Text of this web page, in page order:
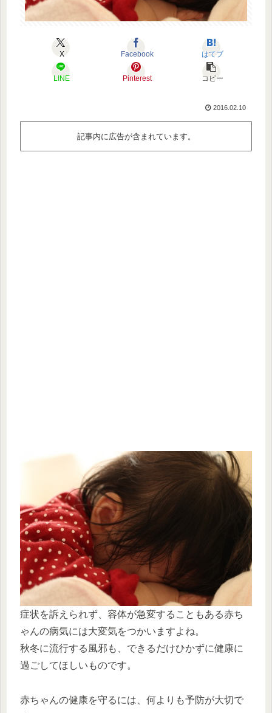
X Facebook はてブ
LINE Pinterest コピー
2016.02.10
記事内に広告が含まれています。
症状を訴えられず、容体が急変することもある赤ち
ゃんの病気には大変気をつかいますよね。
秋冬に流行する風邪も、できるだけひかずに健康に
過ごしてほしいものです。
赤ちゃんの健康を守るには、何よりも予防が大切で